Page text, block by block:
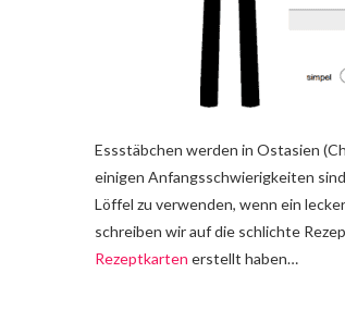
Essstäbchen werden in Ostasien
einigen Anfangsschwierigkeiten
Löffel zu verwenden, wenn ein
schreiben wir auf die schlichte
Rezeptkarten erstellt haben…